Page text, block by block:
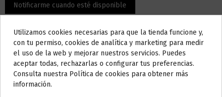
Detalles del producto
Do not show again.
AVISO IMPORTANTE
Nos tomamos unos días
Utilizamos cookies necesarias para que la tienda funcione y,
con tu permiso, cookies de analítica y marketing para medir
el uso de la web y mejorar nuestros servicios. Puedes
aceptar todas, rechazarlas o configurar tus preferencias.
Consulta nuestra Política de cookies para obtener más
información.